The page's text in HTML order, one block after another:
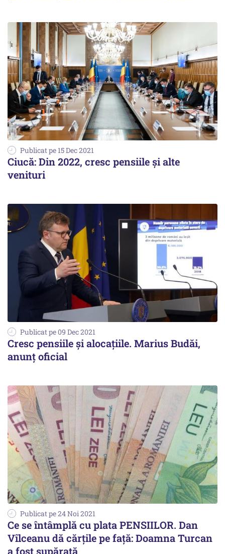
Publicat pe 15 Dec 2021
Ciucă: Din 2022, cresc pensiile și alte
venituri
Publicat pe 09 Dec 2021
Cresc pensiile şi alocaţiile. Marius Budăi,
anunţ oficial
Publicat pe 24 Noi 2021
Ce se întâmplă cu plata PENSIILOR. Dan
Vîlceanu dă cărțile pe față: Doamna Turcan
a fost supărată